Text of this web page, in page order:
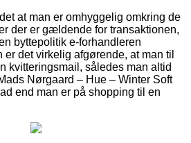
at man er omhyggelig omkring de
der er gældende for transaktionen,
byttepolitik e-forhandleren
er det virkelig afgørende, at man til
kvitteringsmail, således man altid
Nørgaard – Hue – Winter Soft
end man er på shopping til en